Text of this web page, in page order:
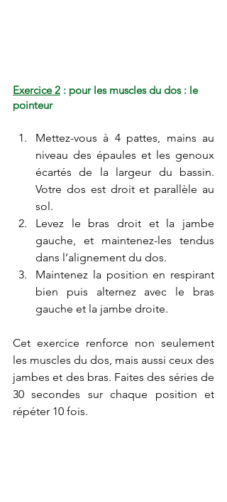
Exercice 2 : pour les muscles du dos : le
pointeur
Mettez-vous à 4 pattes, mains au
niveau des épaules et les genoux
écartés de la largeur du bassin.
Votre dos est droit et parallèle au
sol.
Levez le bras droit et la jambe
gauche, et maintenez-les tendus
dans l’alignement du dos.
Maintenez la position en respirant
bien puis alternez avec le bras
gauche et la jambe droite.
Cet exercice renforce non seulement
les muscles du dos, mais aussi ceux des
jambes et des bras. Faites des séries de
30 secondes sur chaque position et
répéter 10 fois.